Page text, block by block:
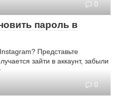
0
пароль в
Представьте
зайти в аккаунт, забыли
0